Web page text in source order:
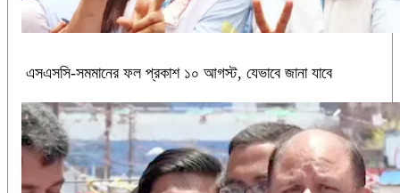
এসএসসি-সমমানের ফল প্রকাশ ১০ আগস্ট, যেভাবে জানা যাবে